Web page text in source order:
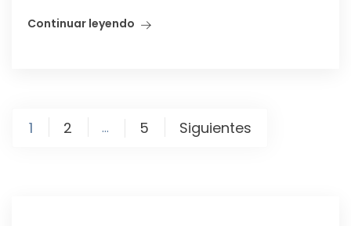
Continuar leyendo
Paginación
1 2 … 5 Siguientes